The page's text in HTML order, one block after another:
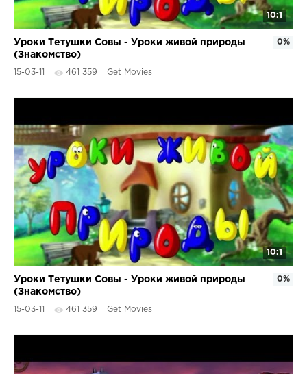
10:1
Уроки Тетушки Совы - Уроки живой природы
(Знакомство)
15-03-11 461 359 Get Movies
0%
10:1
Уроки Тетушки Совы - Уроки живой природы
(Знакомство)
15-03-11 461 359 Get Movies
0%